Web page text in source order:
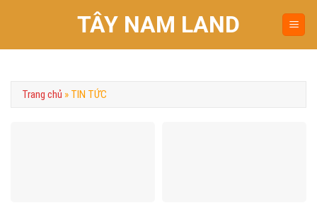
TÂY NAM LAND
Trang chủ » TIN TỨC